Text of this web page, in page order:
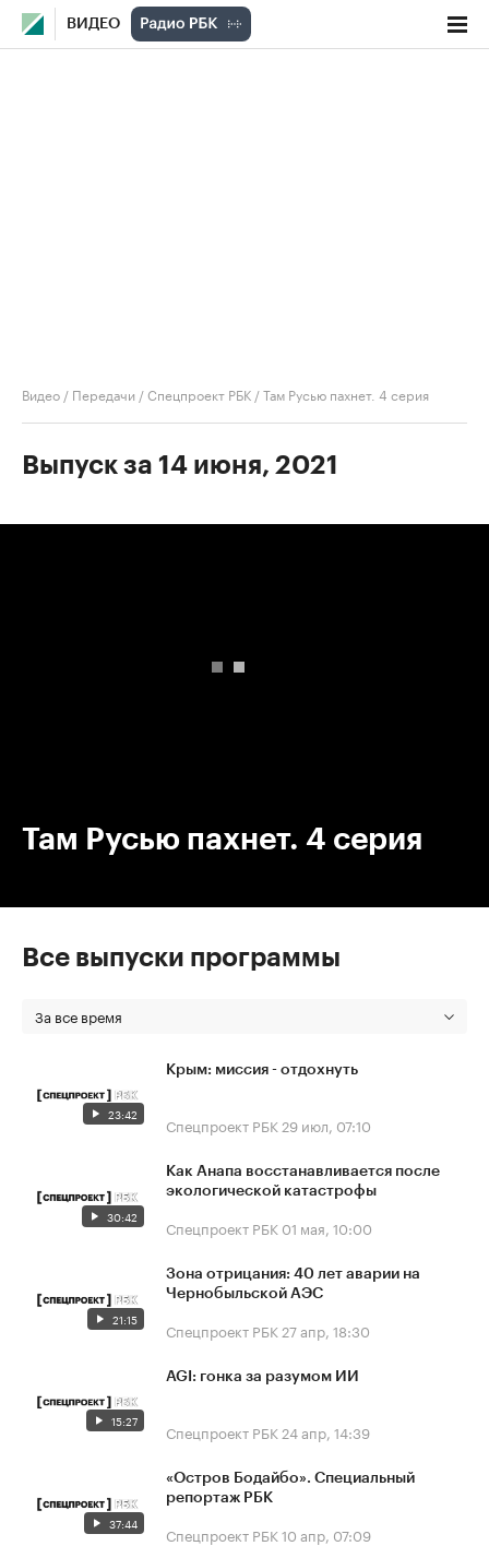
ВИДЕО
Видео / Передачи /Спецпроект РБК /Там Русью пахнет. 4 серия
Выпуск за 14 июня, 2021
Там Русью пахнет. 4 серия
Все выпуски программы
За все время
23:42
Крым: миссия - отдохнуть
Спецпроект РБК 29 июл, 07:10
30:42
Как Анапа восстанавливается после
экологической катастрофы
Спецпроект РБК 01 мая, 10:00
21:15
Зона отрицания: 40 лет аварии на
Чернобыльской АЭС
Спецпроект РБК 27 апр, 18:30
15:27
AGI: гонка за разумом ИИ
Спецпроект РБК 24 апр, 14:39
37:44
«Остров Бодайбо». Специальный
репортаж РБК
Спецпроект РБК10 апр, 07:09